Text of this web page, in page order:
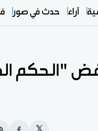
آراء حدث في صور
"الحكم